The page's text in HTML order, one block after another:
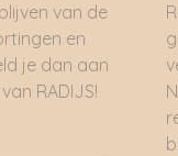
van de
en
je dan aan
RADIJS!